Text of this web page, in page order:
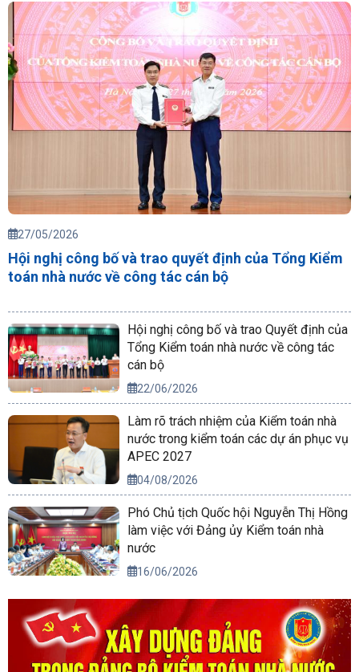
27/05/2026
Hội nghị công bố và trao quyết định của Tổng Kiểm
toán nhà nước về công tác cán bộ
Hội nghị công bố và trao Quyết định của
Tổng Kiểm toán nhà nước về công tác
cán bộ
22/06/2026
Làm rõ trách nhiệm của Kiểm toán nhà
nước trong kiểm toán các dự án phục vụ
APEC 2027
04/08/2026
Phó Chủ tịch Quốc hội Nguyễn Thị Hồng
làm việc với Đảng ủy Kiểm toán nhà
nước
16/06/2026